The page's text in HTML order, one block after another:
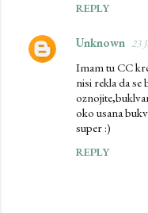
REPLY
Unknown 23
Imam tu CC
nisi rekla da se
oko usana
super :)
REPLY